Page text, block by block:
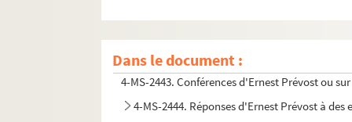
Dans le document :
4-MS-2442. Discours d'Ernest Prévost
4-MS-2443. Conférences d'Ernest Prévost ou
4-MS-2444. Réponses d'Ernest Prévost à